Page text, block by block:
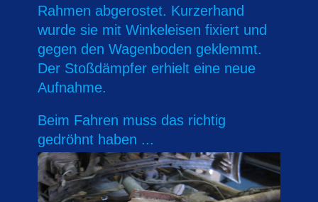
Rahmen abgerostet. Kurzerhand
wurde sie mit Winkeleisen fixiert und
gegen den Wagenboden geklemmt.
Der Stoßdämpfer erhielt eine neue
Aufnahme.
Beim Fahren muss das richtig
gedröhnt haben ...